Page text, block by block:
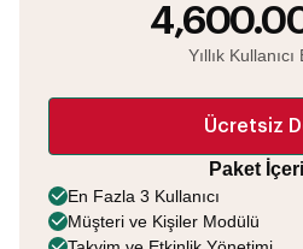
Yıllık Kullanıcı
Ücretsiz
Paket
En Fazla 3 Kullanıcı
Müşteri ve Kişiler Modülü